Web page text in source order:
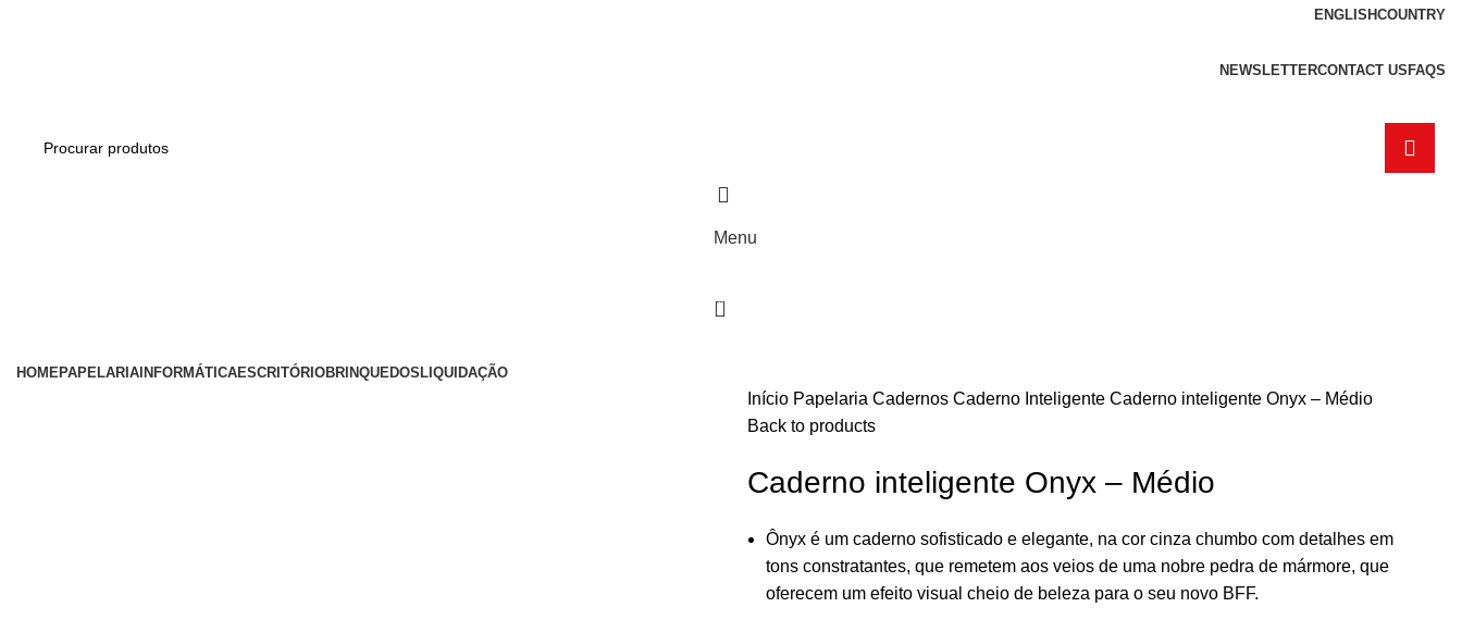
ENGLISHCOUNTRY
NEWSLETTERCONTACT US FAQS
Menu
0
HOMEPAPELARIA INFORMÁTICAESCRITÓRIOBRINQUEDOS LIQUIDAÇÃO
Início Papelaria Cadernos Caderno Inteligente Caderno inteligente Onyx – Médio
Back to products
Caderno inteligente Onyx – Médio
Ônyx é um caderno sofisticado e elegante, na cor cinza chumbo com detalhes em
tons constratantes, que remetem aos veios de uma nobre pedra de mármore, que
oferecem um efeito visual cheio de beleza para o seu novo BFF.